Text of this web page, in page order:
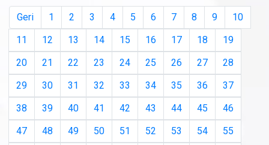
Geri 1 2 3 4 5 6 7 8 9
10
11
12 13 14 15 16 17 18
19
20
21 22 23 24 25 26 27
28
29
30 31 32 33 34 35 36
37
38
39 40 41 42 43 44 45
46
47
48 49 50 51 52 53 54
55